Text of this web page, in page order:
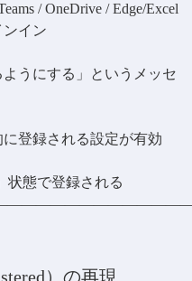
/ OneDrive / Edge/Excel
イン
ようにする」というメッセ
に登録される設定が有効
状態で登録される
）の再現